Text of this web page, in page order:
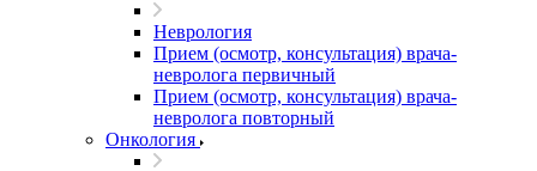
Неврология
Прием (осмотр, консультация) врача-
невролога первичный
Прием (осмотр, консультация) врача-
невролога повторный
Онкология